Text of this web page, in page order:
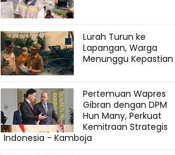
Lurah Turun ke
Lapangan, Warga
Menunggu Kepastian
Pertemuan Wapres
Gibran dengan DPM
Hun Many, Perkuat
Kemitraan Strategis
Indonesia - Kamboja